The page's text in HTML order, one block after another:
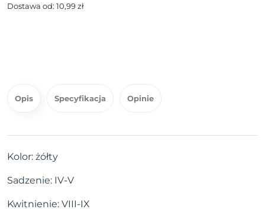
Dostawa od: 10,99 zł
Opis Specyfikacja Opinie
Kolor: żółty
Sadzenie: IV-V
Kwitnienie: VIII-IX